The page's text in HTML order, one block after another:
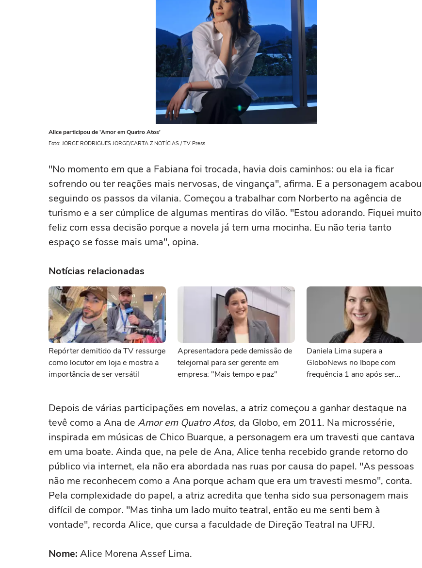
Alice participou de 'Amor em Quatro Atos'
Foto: JORGE RODRIGUES JORGE/CARTA Z NOTÍCIAS / TV Press
"No momento em que a Fabiana foi trocada, havia dois caminhos: ou ela ia ficar
sofrendo ou ter reações mais nervosas, de vingança", afirma. E a personagem acabou
seguindo os passos da vilania. Começou a trabalhar com Norberto na agência de
turismo e a ser cúmplice de algumas mentiras do vilão. "Estou adorando. Fiquei muito
feliz com essa decisão porque a novela já tem uma mocinha. Eu não teria tanto
espaço se fosse mais uma", opina.
Notícias relacionadas
Repórter demitido da TV ressurge
como locutor em loja e mostra a
importância de ser versátil
Apresentadora pede demissão de
telejornal para ser gerente em
empresa: "Mais tempo e paz"
Daniela Lima supera a
GloboNews no Ibope com
frequência 1 ano após ser
Depois de várias participações em novelas, a atriz começou a ganhar destaque na
tevê como a Ana de Amor em Quatro Atos, da Globo, em 2011. Na microssérie,
inspirada em músicas de Chico Buarque, a personagem era um travesti que cantava
em uma boate. Ainda que, na pele de Ana, Alice tenha recebido grande retorno do
público via internet, ela não era abordada nas ruas por causa do papel. "As pessoas
não me reconhecem como a Ana porque acham que era um travesti mesmo", conta.
Pela complexidade do papel, a atriz acredita que tenha sido sua personagem mais
difícil de compor. "Mas tinha um lado muito teatral, então eu me senti bem à
vontade", recorda Alice, que cursa a faculdade de Direção Teatral na UFRJ.
Nome: Alice Morena Assef Lima.